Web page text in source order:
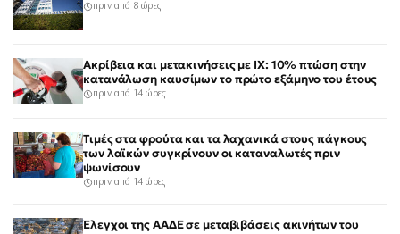
πριν από 8 ώρες
Ακρίβεια και μετακινήσεις με ΙΧ: 10% πτώση στην
κατανάλωση καυσίμων το πρώτο εξάμηνο του έτους
πριν από 14 ώρες
Τιμές στα φρούτα και τα λαχανικά στους πάγκους
των λαϊκών συγκρίνουν οι καταναλωτές πριν
ψωνίσουν
πριν από 14 ώρες
Έλεγχοι της ΑΑΔΕ σε μεταβιβάσεις ακινήτων του